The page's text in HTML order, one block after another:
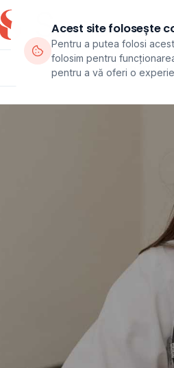
Acest site folosește
Pentru a putea folosi
folosim pentru
pentru a vă oferi o